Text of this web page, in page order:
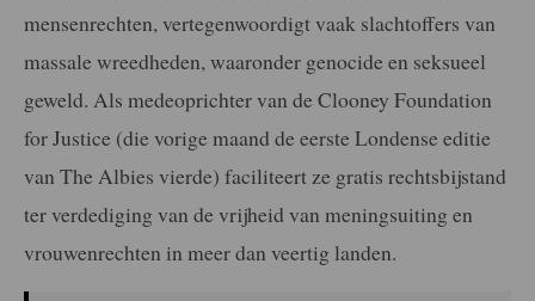
mensenrechten, vertegenwoordigt vaak slachtoffers van
massale wreedheden, waaronder genocide en seksueel
geweld. Als medeoprichter van de Clooney Foundation
for Justice (die vorige maand de eerste Londense editie
van The Albies vierde) faciliteert ze gratis rechtsbijstand
ter verdediging van de vrijheid van meningsuiting en
vrouwenrechten in meer dan veertig landen.